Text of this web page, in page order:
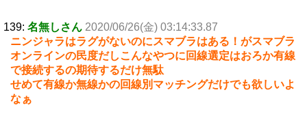
139: 名無しさん 2020/06/26(金) 03:14:33.87
ニンジャラはラグがないのにスマブラはある！がスマブラ
オンラインの民度だしこんなやつに回線選定はおろか有線
で接続するの期待するだけ無駄
せめて有線か無線かの回線別マッチングだけでも欲しいよ
なぁ